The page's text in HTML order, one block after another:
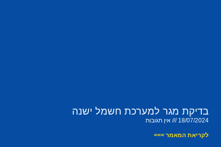
בדיקת מגר למערכת חשמל ישנה
18/07/2024 אין תגובות
לקריאת המאמר >>>